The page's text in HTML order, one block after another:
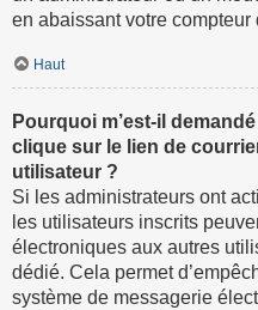
en abaissant votre compteur
Haut
Pourquoi m’est-il
clique sur le lien de
utilisateur ?
Si les administrateurs ont
les utilisateurs inscrits
électroniques aux autres
dédié. Cela permet
système de messagerie